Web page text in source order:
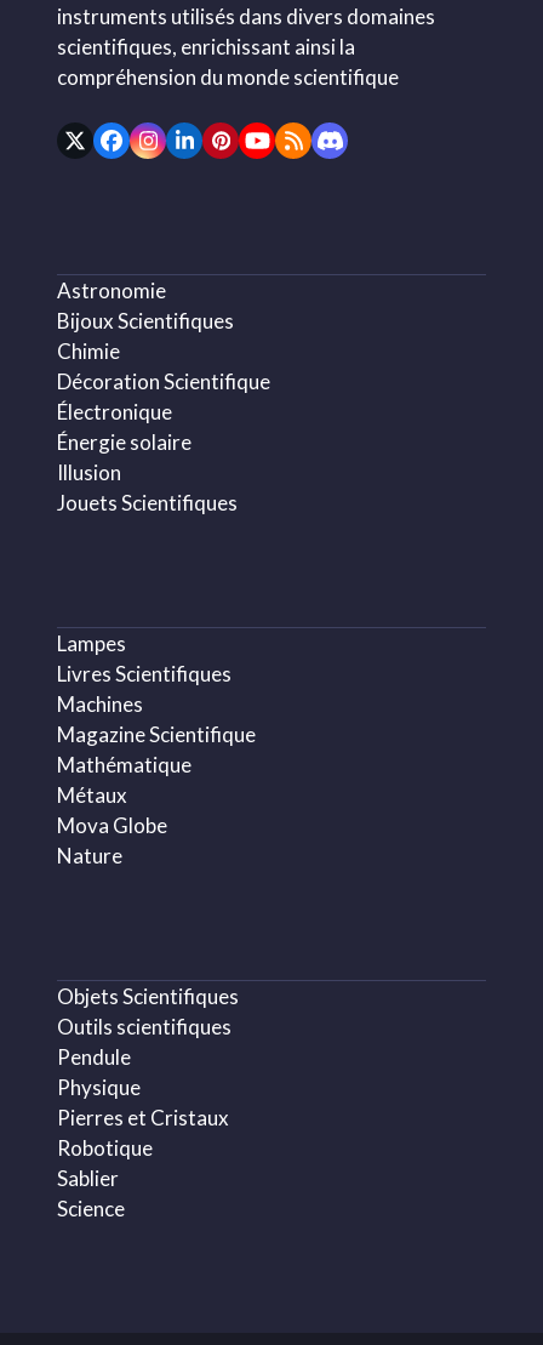
instruments utilisés dans divers domaines
scientifiques, enrichissant ainsi la
compréhension du monde scientifique
TwitterFacebook
Instagram
LinkedIn
Pinterest
YouTube
RSSDiscord
Astronomie
Bijoux Scientifiques
Chimie
Décoration Scientifique
Électronique
Énergie solaire
Illusion
Jouets Scientifiques
Lampes
Livres Scientifiques
Machines
Magazine Scientifique
Mathématique
Métaux
Mova Globe
Nature
Objets Scientifiques
Outils scientifiques
Pendule
Physique
Pierres et Cristaux
Robotique
Sablier
Science